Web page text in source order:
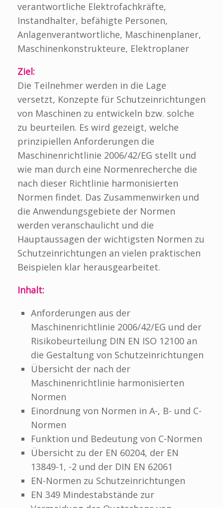
verantwortliche Elektrofachkräfte,
Instandhalter, befähigte Personen,
Anlagenverantwortliche, Maschinenplaner,
Maschinenkonstrukteure, Elektroplaner
Ziel:
Die Teilnehmer werden in die Lage
versetzt, Konzepte für Schutzeinrichtungen
von Maschinen zu entwickeln bzw. solche
zu beurteilen. Es wird gezeigt, welche
prinzipiellen Anforderungen die
Maschinenrichtlinie 2006/42/EG stellt und
wie man durch eine Normenrecherche die
nach dieser Richtlinie harmonisierten
Normen findet. Das Zusammenwirken und
die Anwendungsgebiete der Normen
werden veranschaulicht und die
Hauptaussagen der wichtigsten Normen zu
Schutzeinrichtungen an vielen praktischen
Beispielen klar herausgearbeitet.
Inhalt:
Anforderungen aus der
Maschinenrichtlinie 2006/42/EG und der
Risikobeurteilung DIN EN ISO 12100 an
die Gestaltung von Schutzeinrichtungen
Übersicht der nach der
Maschinenrichtlinie harmonisierten
Normen
Einordnung von Normen in A-, B- und C-
Normen
Funktion und Bedeutung von C-Normen
Übersicht zu der EN 60204, der EN
13849-1, -2 und der DIN EN 62061
EN-Normen zu Schutzeinrichtungen
EN 349 Mindestabstände zur